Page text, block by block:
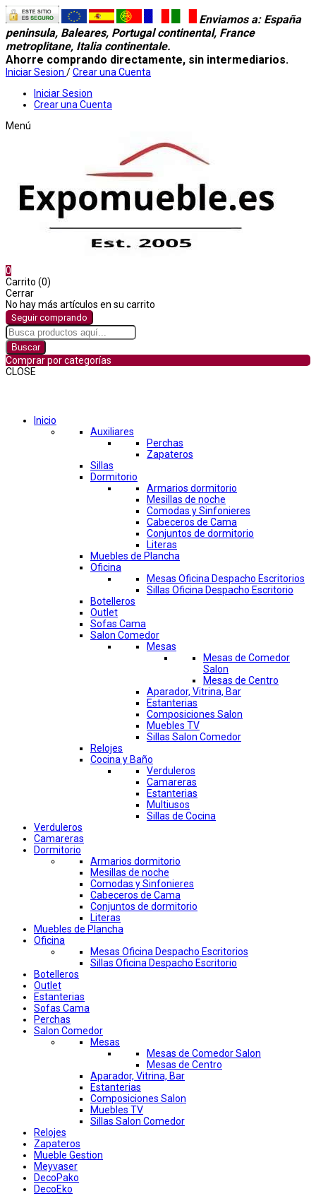
Enviamos a: España
peninsula, Baleares, Portugal continental, France
metroplitane, Italia continentale.
Ahorre comprando directamente, sin intermediarios.
Iniciar Sesion /Crear una Cuenta
Iniciar Sesion
Crear una Cuenta
Menú
0
Carrito (0)
Cerrar
No hay más artículos en su carrito
Seguir comprando
Buscar
Comprar por categorías
CLOSE
Inicio
Auxiliares
Perchas
Zapateros
Sillas
Dormitorio
Armarios dormitorio
Mesillas de noche
Comodas y Sinfonieres
Cabeceros de Cama
Conjuntos de dormitorio
Literas
Muebles de Plancha
Oficina
Mesas Oficina Despacho Escritorios
Sillas Oficina Despacho Escritorio
Botelleros
Outlet
Sofas Cama
Salon Comedor
Mesas
Mesas de Comedor
Salon
Mesas de Centro
Aparador, Vitrina, Bar
Estanterias
Composiciones Salon
Muebles TV
Sillas Salon Comedor
Relojes
Cocina y Baño
Verduleros
Camareras
Estanterias
Multiusos
Sillas de Cocina
Verduleros
Camareras
Dormitorio
Armarios dormitorio
Mesillas de noche
Comodas y Sinfonieres
Cabeceros de Cama
Conjuntos de dormitorio
Literas
Muebles de Plancha
Oficina
Mesas Oficina Despacho Escritorios
Sillas Oficina Despacho Escritorio
Botelleros
Outlet
Estanterias
Sofas Cama
Perchas
Salon Comedor
Mesas
Mesas de Comedor Salon
Mesas de Centro
Aparador, Vitrina, Bar
Estanterias
Composiciones Salon
Muebles TV
Sillas Salon Comedor
Relojes
Zapateros
Mueble Gestion
Meyvaser
DecoPako
DecoEko